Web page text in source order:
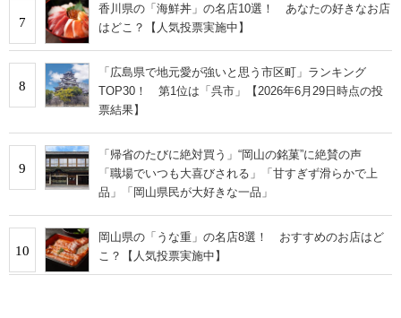
7
香川県の「海鮮丼」の名店10選！ あなたの好きなお店
はどこ？【人気投票実施中】
8
「広島県で地元愛が強いと思う市区町」ランキング
TOP30！ 第1位は「呉市」【2026年6月29日時点の投
票結果】
9
「帰省のたびに絶対買う」“岡山の銘菓”に絶賛の声
「職場でいつも大喜びされる」「甘すぎず滑らかで上
品」「岡山県民が大好きな一品」
10
岡山県の「うな重」の名店8選！ おすすめのお店はど
こ？【人気投票実施中】